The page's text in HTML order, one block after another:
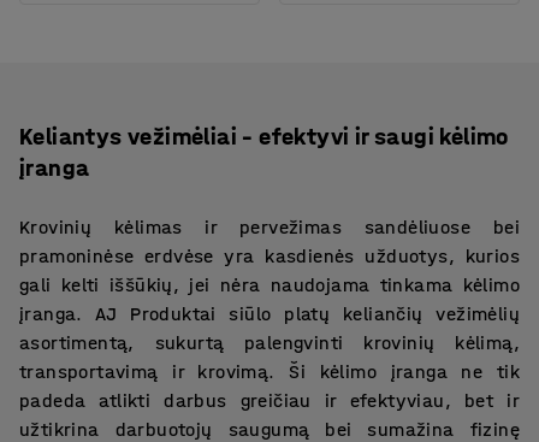
Keliantys vežimėliai – efektyvi ir saugi kėlimo
įranga
Krovinių kėlimas ir pervežimas sandėliuose bei
pramoninėse erdvėse yra kasdienės užduotys, kurios
gali kelti iššūkių, jei nėra naudojama tinkama kėlimo
įranga. AJ Produktai siūlo platų keliančių vežimėlių
asortimentą, sukurtą palengvinti krovinių kėlimą,
transportavimą ir krovimą. Ši kėlimo įranga ne tik
padeda atlikti darbus greičiau ir efektyviau, bet ir
užtikrina darbuotojų saugumą bei sumažina fizinę